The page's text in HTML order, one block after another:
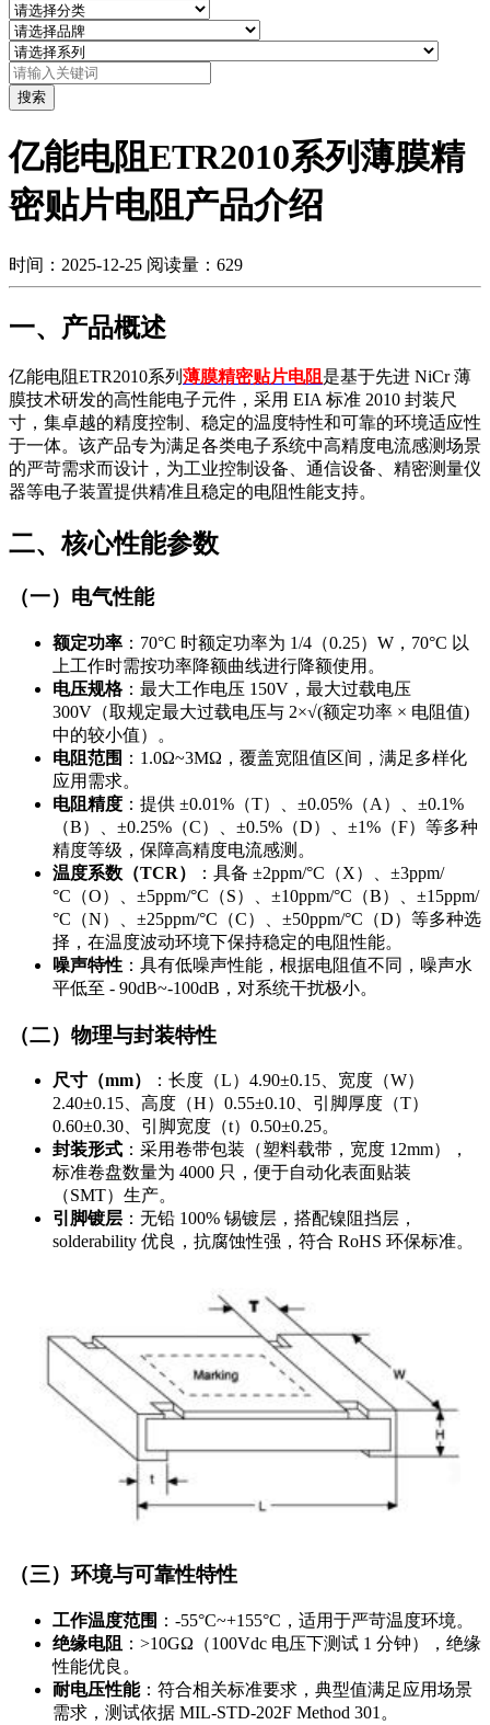
搜索
亿能电阻ETR2010系列薄膜精
密贴片电阻产品介绍
时间：2025-12-25 阅读量：629
一、产品概述
亿能电阻ETR2010系列 薄膜精密贴片电阻是基于先进 NiCr 薄
膜技术研发的高性能电子元件，采用 EIA 标准 2010 封装尺
寸，集卓越的精度控制、稳定的温度特性和可靠的环境适应性
于一体。该产品专为满足各类电子系统中高精度电流感测场景
的严苛需求而设计，为工业控制设备、通信设备、精密测量仪
器等电子装置提供精准且稳定的电阻性能支持。
二、核心性能参数
（一）电气性能
额定功率 ：70°C 时额定功率为 1/4（0.25）W，70°C 以
上工作时需按功率降额曲线进行降额使用。
电压规格：最大工作电压 150V，最大过载电压
300V（取规定最大过载电压与 2×√(额定功率 × 电阻值)
中的较小值）。
电阻范围 ：1.0Ω~3MΩ，覆盖宽阻值区间，满足多样化
应用需求。
电阻精度 ：提供 ±0.01%（T）、±0.05%（A）、±0.1%
（B）、±0.25%（C）、±0.5%（D）、±1%（F）等多种
精度等级，保障高精度电流感测。
温度系数（TCR）
：具备 ±2ppm/°C（X）、±3ppm/
°C（O）、±5ppm/°C（S）、±10ppm/°C（B）、±15ppm/
°C（N）、±25ppm/°C（C）、±50ppm/°C（D）等多种选
择，在温度波动环境下保持稳定的电阻性能。
噪声特性 ：具有低噪声性能，根据电阻值不同，噪声水
平低至 - 90dB~-100dB，对系统干扰极小。
（二）物理与封装特性
尺寸（mm）
：长度（L）4.90±0.15、宽度（W）
2.40±0.15、高度（H）0.55±0.10、引脚厚度（T）
0.60±0.30、引脚宽度（t）0.50±0.25。
封装形式 ：采用卷带包装（塑料载带，宽度 12mm），
标准卷盘数量为 4000 只，便于自动化表面贴装
（SMT）生产。
引脚镀层 ：无铅 100% 锡镀层，搭配镍阻挡层，
solderability 优良，抗腐蚀性强，符合 RoHS 环保标准。
（三）环境与可靠性特性
工作温度范围 ：-55°C~+155°C，适用于严苛温度环境。
绝缘电阻 ：>10GΩ（100Vdc 电压下测试 1 分钟），绝缘
性能优良。
耐电压性能：符合相关标准要求，典型值满足应用场景
需求，测试依据 MIL-STD-202F Method 301。